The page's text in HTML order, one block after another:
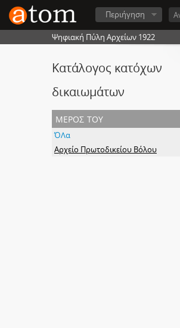
Περιήγηση
Ψηφιακή Πύλη Αρχείων 1922
Κατάλογος κατόχων
δικαιωμάτων
μέρος του
ΌΛα
Αρχείο Πρωτοδικείου Βόλου